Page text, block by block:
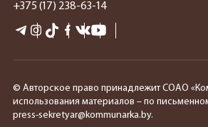
+375 (17) 238-63-14
© Авторское право принадлежит СОАО
использования материалов – по
press-sekretyar@kommunarka.by.